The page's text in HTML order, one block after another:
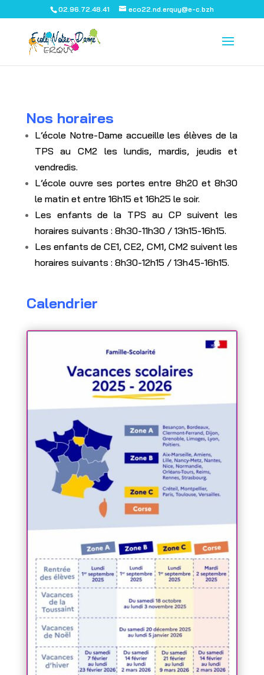
02.96.72.48.41 eco22.nd.erquy@e-c.bzh
Nos horaires
L’école Notre-Dame accueille les élèves de la
TPS au CM2 les lundis, mardis, jeudis et
vendredis.
L’école ouvre ses portes entre 8h20 et 8h30
le matin et entre 16h15 et 16h25 le soir.
Les enfants de la TPS au CP suivent les
horaires suivants : 8h30-11h30 / 13h15-16h15.
Les enfants de CE1, CE2, CM1, CM2 suivent les
horaires suivants : 8h30-12h15 / 13h45-16h15.
Calendrier